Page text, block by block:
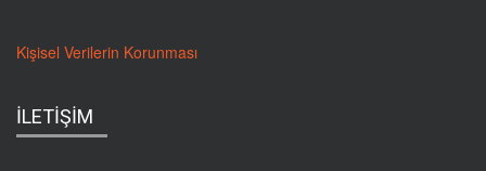
Kişisel Verilerin Korunması
İLETİŞİM